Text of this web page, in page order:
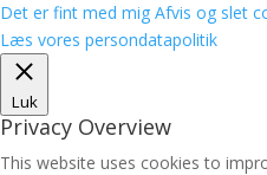
Det er fint med mig Afvis og slet
Læs vores persondatapolitik
Luk
Privacy Overview
This website uses cookies to